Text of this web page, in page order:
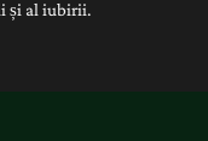
și al iubirii.